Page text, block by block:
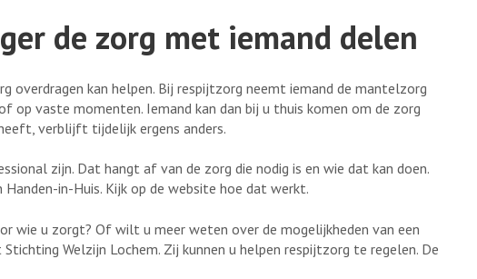
de zorg met iemand delen
overdragen kan helpen. Bij respijtzorg neemt iemand de mantelzorg
op vaste momenten. Iemand kan dan bij u thuis komen om de zorg
verblijft tijdelijk ergens anders.
zijn. Dat hangt af van de zorg die nodig is en wie dat kan doen.
in-Huis. Kijk op de website hoe dat werkt.
wie u zorgt? Of wilt u meer weten over de mogelijkheden van een
Welzijn Lochem. Zij kunnen u helpen respijtzorg te regelen. De